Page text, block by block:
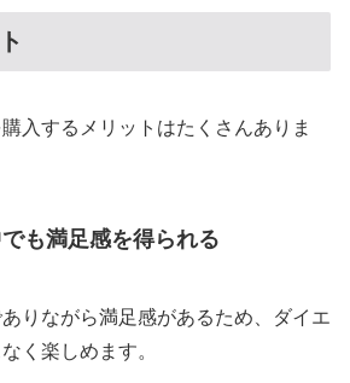
入するメリットはたくさんありま
も満足感を得られる
りながら満足感があるため、ダイエ
く楽しめます。